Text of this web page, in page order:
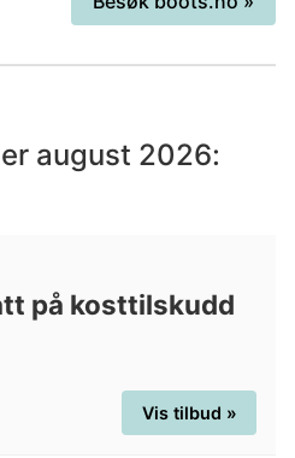
ikke ta en titt på sidene
om du finner et produkt du
august 2026:
på kosttilskudd
Vis tilbud »